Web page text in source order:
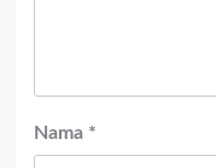
Nama *